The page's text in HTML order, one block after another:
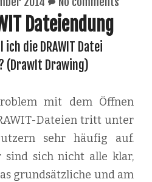
Dateiendung
ich die DRAWIT Datei
(DrawIt Drawing)
mit dem Öffnen
Dateien tritt unter
sehr häufig auf.
sind sich nicht alle klar,
grundsätzliche und am